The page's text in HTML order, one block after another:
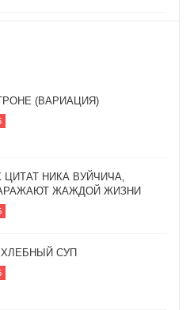
(ВАРИАЦИЯ)
НИКА ВУЙЧИЧА,
ЖАЖДОЙ ЖИЗНИ
ХЛЕБНЫЙ СУП